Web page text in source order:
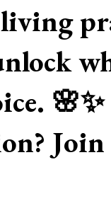
Join